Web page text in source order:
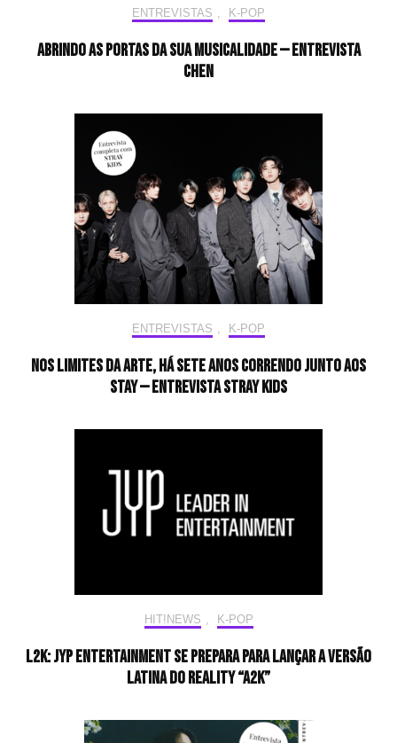
ENTREVISTAS , K-POP
Abrindo as portas da sua musicalidade — Entrevista
CHEN
ENTREVISTAS , K-POP
Nos limites da arte, há sete anos correndo junto aos
STAY — Entrevista Stray Kids
HIT!NEWS K-POP
L2K: JYP Entertainment se prepara para lançar a versão
latina do reality “A2K”